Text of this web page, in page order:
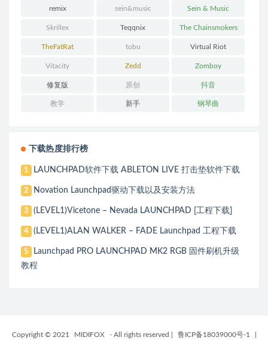
remix sein&music Sein & Music
Skrillex Teqqnix The Chainsmokers
TheFatRat tobu Virtual Riot
Vitacity Zedd Zomboy
修复版 原创 抖音
教学 新手 钢琴曲
下载热度排行榜
1 LAUNCHPAD软件下载 ABLETON LIVE 打击垫软件下载
2 Novation Launchpad驱动下载以及安装方法
3 (LEVEL1)Vicetone – Nevada LAUNCHPAD [工程下载]
4 (LEVEL1)ALAN WALKER – FADE Launchpad 工程下载
5
Launchpad PRO LAUNCHPAD MK2 RGB 固件刷机升级
教程
Copyright © 2021 MIDIFOX - All rights reserved 鲁ICP备18039000号-1